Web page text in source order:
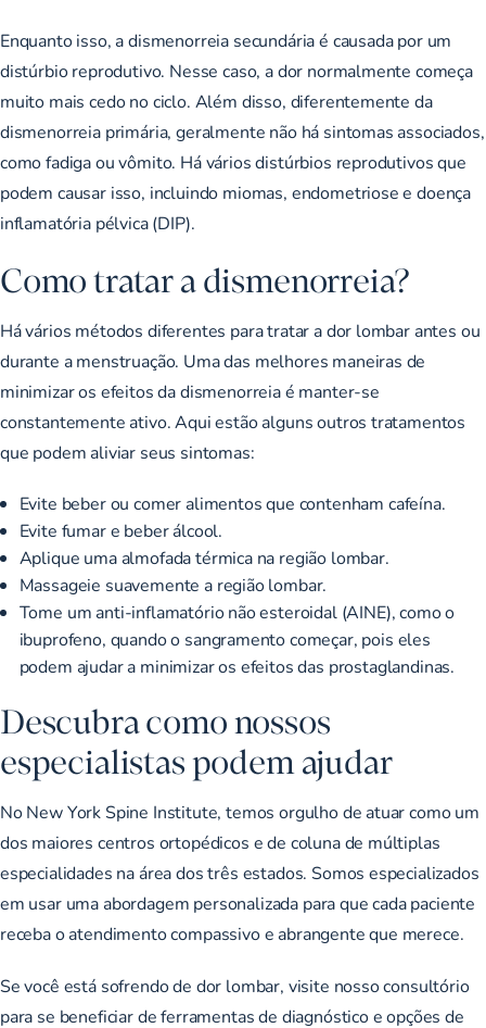
Enquanto isso, a dismenorreia secundária é causada por um
distúrbio reprodutivo. Nesse caso, a dor normalmente começa
muito mais cedo no ciclo. Além disso, diferentemente da
dismenorreia primária, geralmente não há sintomas associados,
como fadiga ou vômito. Há vários distúrbios reprodutivos que
podem causar isso, incluindo miomas, endometriose e doença
inflamatória pélvica (DIP).
Como tratar a dismenorreia?
Há vários métodos diferentes para tratar a dor lombar antes ou
durante a menstruação. Uma das melhores maneiras de
minimizar os efeitos da dismenorreia é manter-se
constantemente ativo. Aqui estão alguns outros tratamentos
que podem aliviar seus sintomas:
Evite beber ou comer alimentos que contenham cafeína.
Evite fumar e beber álcool.
Aplique uma almofada térmica na região lombar.
Massageie suavemente a região lombar.
Tome um anti-inflamatório não esteroidal (AINE), como o
ibuprofeno, quando o sangramento começar, pois eles
podem ajudar a minimizar os efeitos das prostaglandinas.
Descubra como nossos
especialistas podem ajudar
No New York Spine Institute, temos orgulho de atuar como um
dos maiores centros ortopédicos e de coluna de múltiplas
especialidades na área dos três estados. Somos especializados
em usar uma abordagem personalizada para que cada paciente
receba o atendimento compassivo e abrangente que merece.
Se você está sofrendo de dor lombar, visite nosso consultório
para se beneficiar de ferramentas de diagnóstico e opções de